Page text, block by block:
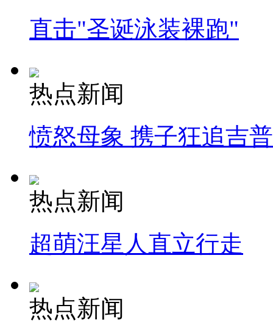
直击"圣诞泳装裸跑"
热点新闻
愤怒母象 携子狂追吉
热点新闻
超萌汪星人直立行走
热点新闻